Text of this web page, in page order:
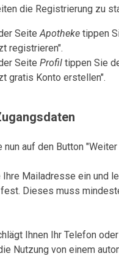
die Registrierung zu
SeiteApotheke tippen
registrieren".
SeiteProfil tippen Sie
gratis Konto erstellen".
nun auf den Button "Weiter
Ihre Mailadresse ein und
Dieses muss
Ihnen Ihr Telefon
Nutzung von einem